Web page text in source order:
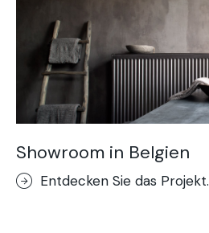
Showroom in Belgien
Entdecken Sie das Projekt.